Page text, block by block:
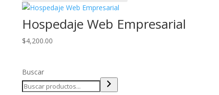
Hospedaje Web Empresarial
$4,200.00
Buscar